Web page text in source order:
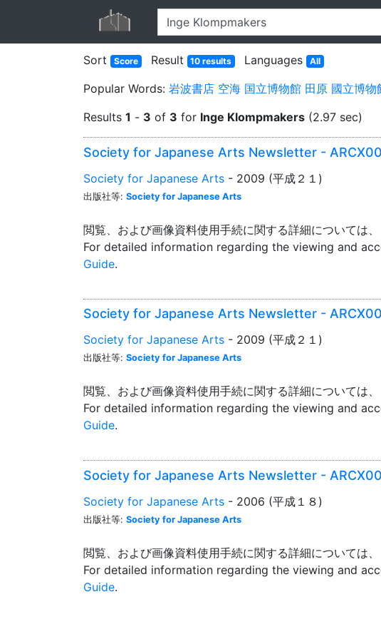
Sort Score Result 10 results Languages All
Popular Words: 岩波書店 空海 国立博物館 田原 國立博物
Results 1 - 3 of 3 for Inge Klompmakers (2.97 sec)
Society for Japanese Arts Newsletter -
Society for Japanese Arts - 2009 (平成２１)
出版社等: Society for Japanese Arts
閲覧、および画像資料使用手続に関する詳細については
For detailed information regarding the viewing and
Guide.
Society for Japanese Arts Newsletter -
Society for Japanese Arts - 2009 (平成２１)
出版社等: Society for Japanese Arts
閲覧、および画像資料使用手続に関する詳細については
For detailed information regarding the viewing and
Guide.
Society for Japanese Arts Newsletter -
Society for Japanese Arts - 2006 (平成１８)
出版社等: Society for Japanese Arts
閲覧、および画像資料使用手続に関する詳細については
For detailed information regarding the viewing and
Guide.